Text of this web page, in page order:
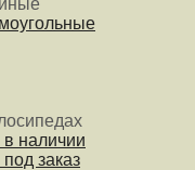
наличии
заказ